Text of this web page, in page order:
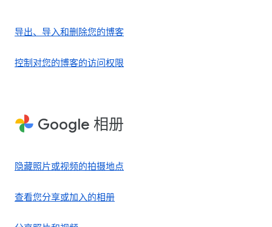
导出、导入和删除您的博客
控制对您的博客的访问权限
Google 相册
隐藏照片或视频的拍摄地点
查看您分享或加入的相册